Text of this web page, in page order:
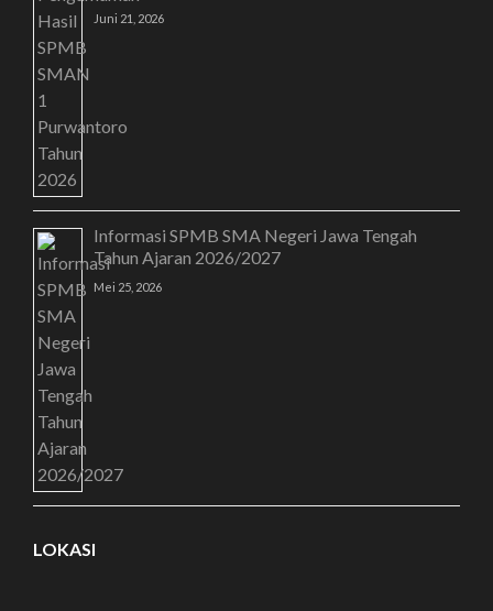
Juni 21, 2026
Informasi SPMB SMA Negeri Jawa Tengah
Tahun Ajaran 2026/2027
Mei 25, 2026
LOKASI